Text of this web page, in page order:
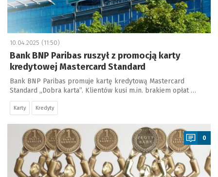
10.04.2025 (11:50)
Bank BNP Paribas ruszył z promocją karty
kredytowej Mastercard Standard
Bank BNP Paribas promuje kartę kredytową Mastercard
Standard „Dobra karta”. Klientów kusi m.in. brakiem opłat …
Karty Kredyty
a
0